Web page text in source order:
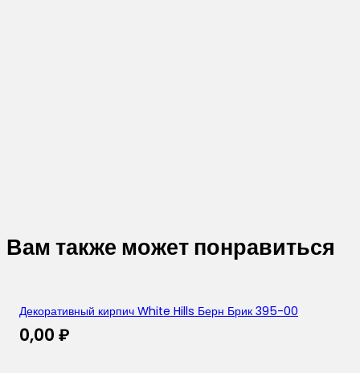
Вам также может понравиться
Декоративный кирпич White Hills Берн Брик 395-00
0,00 ₽